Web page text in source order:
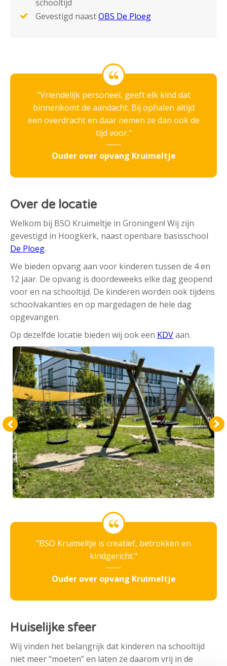
schooltijd
Gevestigd naastOBS De Ploeg
Vriendelijk personeel, geeft elk kind dat
binnenkomt de aandacht. Bij ophalen altijd
een overdracht en daar nemen ze dan ook de
tijd voor.
Ouder over opvang Kruimeltje
Over de locatie
Welkom bij BSO Kruimeltje in Groningen! Wij zijn
gevestigd in Hoogkerk, naast openbare basisschool
De Ploeg.
We bieden opvang aan voor kinderen tussen de 4 en
12 jaar. De opvang is doordeweeks elke dag geopend
voor en na schooltijd. De kinderen worden ook tijdens
schoolvakanties en op margedagen de hele dag
opgevangen.
Op dezelfde locatie bieden wij ook een KDVaan.
BSO Kruimeltje is creatief, betrokken en
kindgericht.
Ouder over opvang Kruimeltje
Huiselijke sfeer
Wij vinden het belangrijk dat kinderen na schooltijd
niet meer “moeten” en laten ze daarom vrij in de